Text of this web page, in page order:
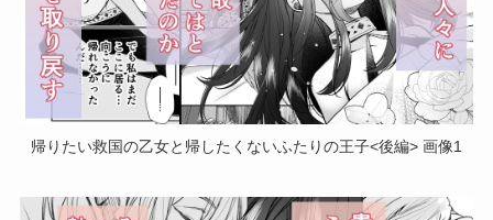
帰りたい救国の乙女と帰したくないふたりの王子<後編> 画像1